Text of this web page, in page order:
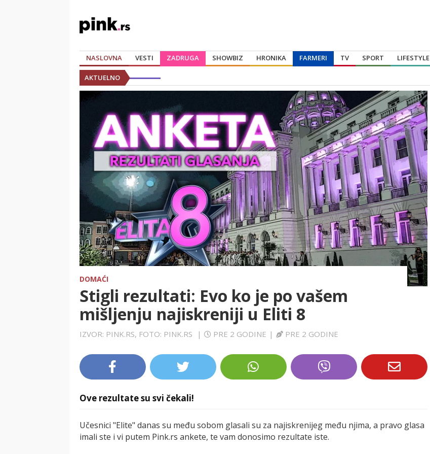
NASLOVNA VESTI ZADRUGA SHOWBIZ HRONIKA FARMERI TV SPORT LIFESTYLE
AKTUELNO
DOMAĆI
Stigli rezultati: Evo ko je po vašem
mišljenju najiskreniji u Eliti 8
IZVOR: PINK.RS, FOTO: PINK.RS | PRE 2 GODINE | PRE 2 GODINE
Ove rezultate su svi čekali!
Učesnici "Elite" danas su među sobom glasali su za najiskrenijeg među njima, a pravo glasa
imali ste i vi putem Pink.rs ankete, te vam donosimo rezultate iste.